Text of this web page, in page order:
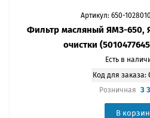
Артикул: 650-
Фильтр масляный ЯМЗ-650,
очистки
Есть в
Код для заказа:
Розничная 3
В